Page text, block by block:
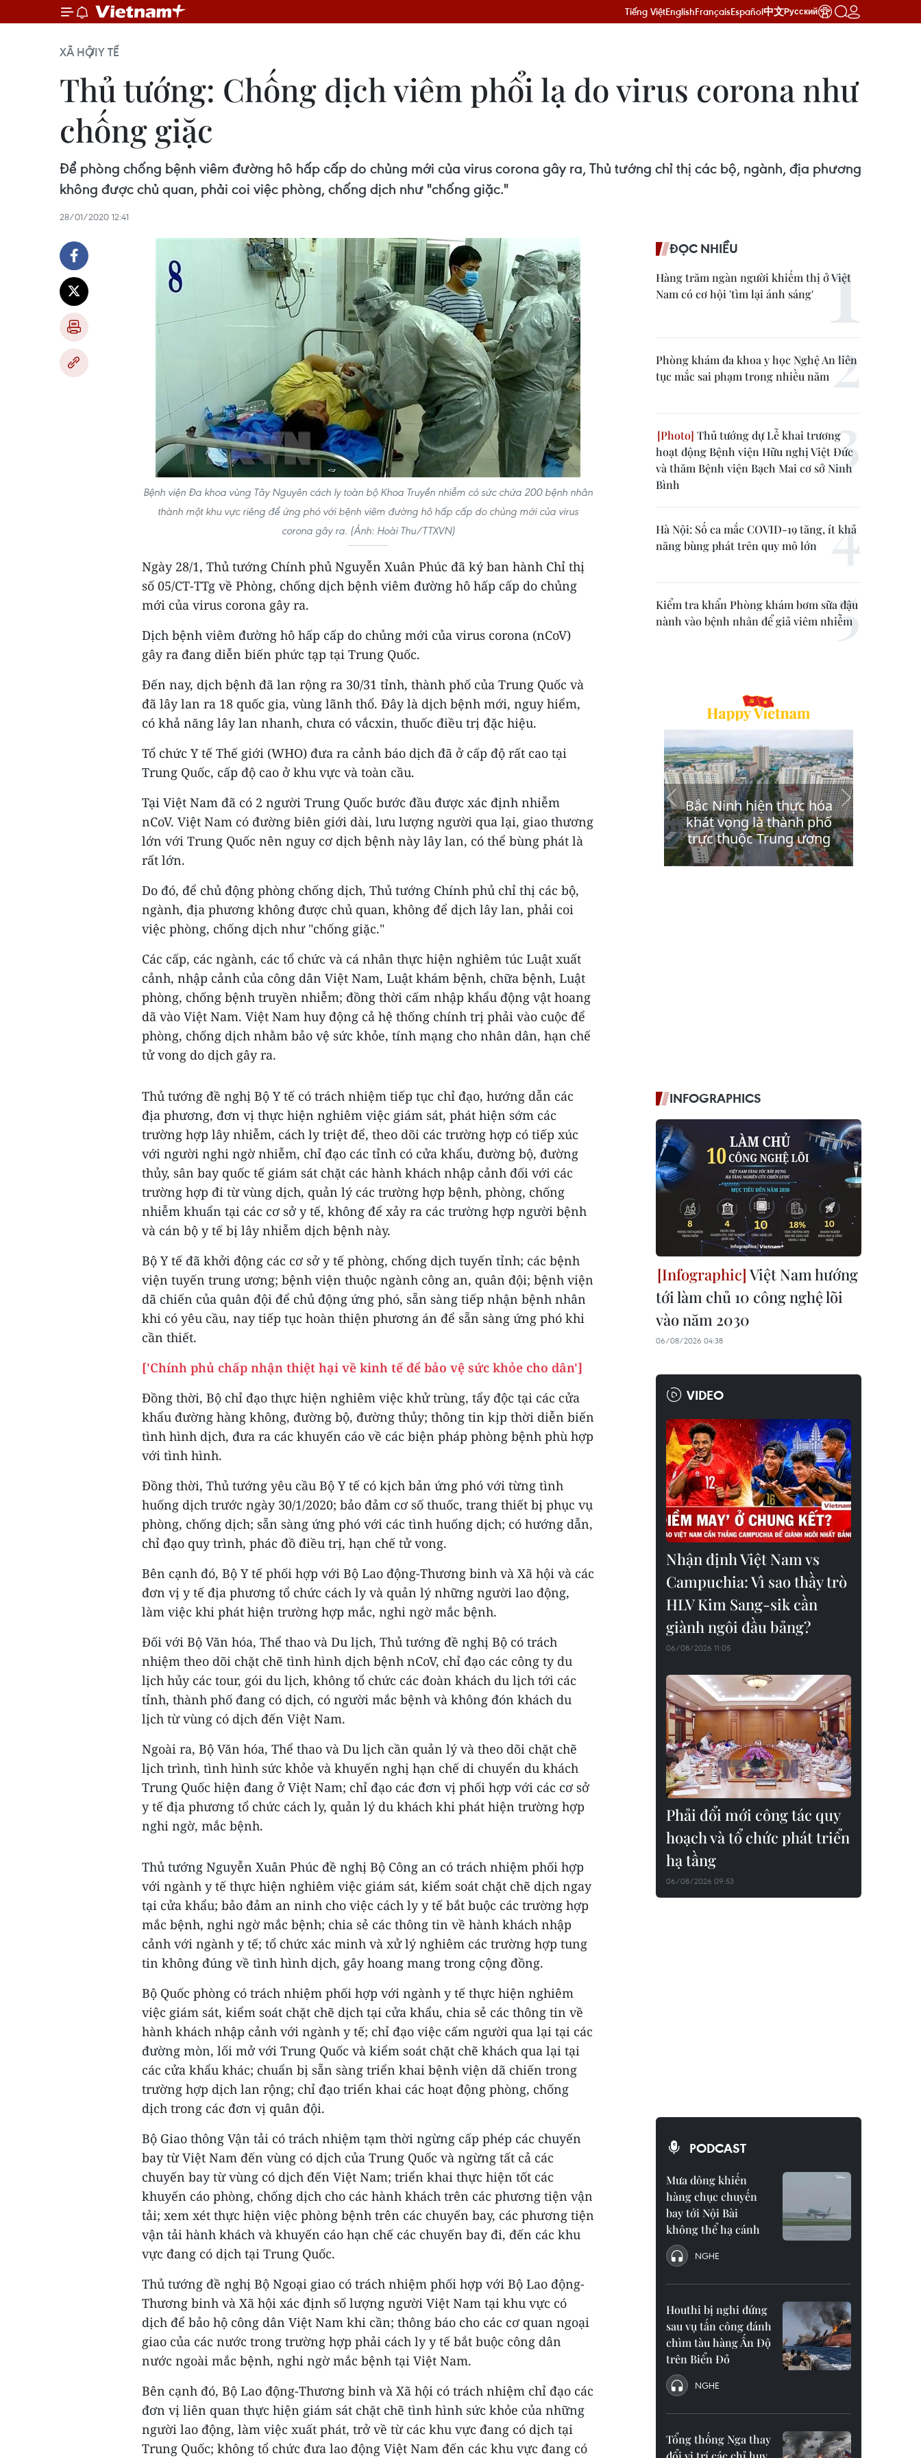
Tiếng ViệtEnglishFrançaisEspañol中文Русский
XÃ HỘIY TẾ
Thủ tướng: Chống dịch viêm phổi lạ do virus corona như
chống giặc
Để phòng chống bệnh viêm đường hô hấp cấp do chủng mới của virus corona gây ra, Thủ tướng chỉ thị các bộ, ngành, địa phương
không được chủ quan, phải coi việc phòng, chống dịch như "chống giặc."
28/01/2020 12:41
Bệnh viện Đa khoa vùng Tây Nguyên cách ly toàn bộ Khoa Truyền nhiễm có sức chứa 200 bệnh nhân
thành một khu vực riêng để ứng phó với bệnh viêm đường hô hấp cấp do chủng mới của virus
corona gây ra. (Ảnh: Hoài Thu/TTXVN)
Ngày 28/1, Thủ tướng Chính phủ Nguyễn Xuân Phúc đã ký ban hành Chỉ thị
số 05/CT-TTg về Phòng, chống dịch bệnh viêm đường hô hấp cấp do chủng
mới của virus corona gây ra.
Dịch bệnh viêm đường hô hấp cấp do chủng mới của virus corona (nCoV)
gây ra đang diễn biến phức tạp tại Trung Quốc.
Đến nay, dịch bệnh đã lan rộng ra 30/31 tỉnh, thành phố của Trung Quốc và
đã lây lan ra 18 quốc gia, vùng lãnh thổ. Đây là dịch bệnh mới, nguy hiểm,
có khả năng lây lan nhanh, chưa có vắcxin, thuốc điều trị đặc hiệu.
Tổ chức Y tế Thế giới (WHO) đưa ra cảnh báo dịch đã ở cấp độ rất cao tại
Trung Quốc, cấp độ cao ở khu vực và toàn cầu.
Tại Việt Nam đã có 2 người Trung Quốc bước đầu được xác định nhiễm
nCoV. Việt Nam có đường biên giới dài, lưu lượng người qua lại, giao thương
lớn với Trung Quốc nên nguy cơ dịch bệnh này lây lan, có thể bùng phát là
rất lớn.
Do đó, để chủ động phòng chống dịch, Thủ tướng Chính phủ chỉ thị các bộ,
ngành, địa phương không được chủ quan, không để dịch lây lan, phải coi
việc phòng, chống dịch như "chống giặc."
Các cấp, các ngành, các tổ chức và cá nhân thực hiện nghiêm túc Luật xuất
cảnh, nhập cảnh của công dân Việt Nam, Luật khám bệnh, chữa bệnh, Luật
phòng, chống bệnh truyền nhiễm; đồng thời cấm nhập khẩu động vật hoang
dã vào Việt Nam. Việt Nam huy động cả hệ thống chính trị phải vào cuộc để
phòng, chống dịch nhằm bảo vệ sức khỏe, tính mạng cho nhân dân, hạn chế
tử vong do dịch gây ra.
Thủ tướng đề nghị Bộ Y tế có trách nhiệm tiếp tục chỉ đạo, hướng dẫn các
địa phương, đơn vị thực hiện nghiêm việc giám sát, phát hiện sớm các
trường hợp lây nhiễm, cách ly triệt để, theo dõi các trường hợp có tiếp xúc
với người nghi ngờ nhiễm, chỉ đạo các tỉnh có cửa khẩu, đường bộ, đường
thủy, sân bay quốc tế giám sát chặt các hành khách nhập cảnh đối với các
trường hợp đi từ vùng dịch, quản lý các trường hợp bệnh, phòng, chống
nhiễm khuẩn tại các cơ sở y tế, không để xảy ra các trường hợp người bệnh
và cán bộ y tế bị lây nhiễm dịch bệnh này.
Bộ Y tế đã khởi động các cơ sở y tế phòng, chống dịch tuyến tỉnh; các bệnh
viện tuyến trung ương; bệnh viện thuộc ngành công an, quân đội; bệnh viện
dã chiến của quân đội để chủ động ứng phó, sẵn sàng tiếp nhận bệnh nhân
khi có yêu cầu, nay tiếp tục hoàn thiện phương án để sẵn sàng ứng phó khi
cần thiết.
['Chính phủ chấp nhận thiệt hại về kinh tế để bảo vệ sức khỏe cho dân']
Đồng thời, Bộ chỉ đạo thực hiện nghiêm việc khử trùng, tẩy độc tại các cửa
khẩu đường hàng không, đường bộ, đường thủy; thông tin kịp thời diễn biến
tình hình dịch, đưa ra các khuyến cáo về các biện pháp phòng bệnh phù hợp
với tình hình.
Đồng thời, Thủ tướng yêu cầu Bộ Y tế có kịch bản ứng phó với từng tình
huống dịch trước ngày 30/1/2020; bảo đảm cơ số thuốc, trang thiết bị phục vụ
phòng, chống dịch; sẵn sàng ứng phó với các tình huống dịch; có hướng dẫn,
chỉ đạo quy trình, phác đồ điều trị, hạn chế tử vong.
Bên cạnh đó, Bộ Y tế phối hợp với Bộ Lao động-Thương binh và Xã hội và các
đơn vị y tế địa phương tổ chức cách ly và quản lý những người lao động,
làm việc khi phát hiện trường hợp mắc, nghi ngờ mắc bệnh.
Đối với Bộ Văn hóa, Thể thao và Du lịch, Thủ tướng đề nghị Bộ có trách
nhiệm theo dõi chặt chẽ tình hình dịch bệnh nCoV, chỉ đạo các công ty du
lịch hủy các tour, gói du lịch, không tổ chức các đoàn khách du lịch tới các
tỉnh, thành phố đang có dịch, có người mắc bệnh và không đón khách du
lịch từ vùng có dịch đến Việt Nam.
Ngoài ra, Bộ Văn hóa, Thể thao và Du lịch cần quản lý và theo dõi chặt chẽ
lịch trình, tình hình sức khỏe và khuyến nghị hạn chế di chuyển du khách
Trung Quốc hiện đang ở Việt Nam; chỉ đạo các đơn vị phối hợp với các cơ sở
y tế địa phương tổ chức cách ly, quản lý du khách khi phát hiện trường hợp
nghi ngờ, mắc bệnh.
Thủ tướng Nguyễn Xuân Phúc đề nghị Bộ Công an có trách nhiệm phối hợp
với ngành y tế thực hiện nghiêm việc giám sát, kiểm soát chặt chẽ dịch ngay
tại cửa khẩu; bảo đảm an ninh cho việc cách ly y tế bắt buộc các trường hợp
mắc bệnh, nghi ngờ mắc bệnh; chia sẻ các thông tin về hành khách nhập
cảnh với ngành y tế; tổ chức xác minh và xử lý nghiêm các trường hợp tung
tin không đúng về tình hình dịch, gây hoang mang trong cộng đồng.
Bộ Quốc phòng có trách nhiệm phối hợp với ngành y tế thực hiện nghiêm
việc giám sát, kiểm soát chặt chẽ dịch tại cửa khẩu, chia sẻ các thông tin về
hành khách nhập cảnh với ngành y tế; chỉ đạo việc cấm người qua lại tại các
đường mòn, lối mở với Trung Quốc và kiểm soát chặt chẽ khách qua lại tại
các cửa khẩu khác; chuẩn bị sẵn sàng triển khai bệnh viện dã chiến trong
trường hợp dịch lan rộng; chỉ đạo triển khai các hoạt động phòng, chống
dịch trong các đơn vị quân đội.
Bộ Giao thông Vận tải có trách nhiệm tạm thời ngừng cấp phép các chuyến
bay từ Việt Nam đến vùng có dịch của Trung Quốc và ngừng tất cả các
chuyến bay từ vùng có dịch đến Việt Nam; triển khai thực hiện tốt các
khuyến cáo phòng, chống dịch cho các hành khách trên các phương tiện vận
tải; xem xét thực hiện việc phòng bệnh trên các chuyến bay, các phương tiện
vận tải hành khách và khuyến cáo hạn chế các chuyến bay đi, đến các khu
vực đang có dịch tại Trung Quốc.
Thủ tướng đề nghị Bộ Ngoại giao có trách nhiệm phối hợp với Bộ Lao động-
Thương binh và Xã hội xác định số lượng người Việt Nam tại khu vực có
dịch để bảo hộ công dân Việt Nam khi cần; thông báo cho các cơ quan ngoại
giao của các nước trong trường hợp phải cách ly y tế bắt buộc công dân
nước ngoài mắc bệnh, nghi ngờ mắc bệnh tại Việt Nam.
Bên cạnh đó, Bộ Lao động-Thương binh và Xã hội có trách nhiệm chỉ đạo các
đơn vị liên quan thực hiện giám sát chặt chẽ tình hình sức khỏe của những
người lao động, làm việc xuất phát, trở về từ các khu vực đang có dịch tại
Trung Quốc; không tổ chức đưa lao động Việt Nam đến các khu vực đang có
ĐỌC NHIỀU
Hàng trăm ngàn người khiếm thị ở Việt
Nam có cơ hội 'tìm lại ánh sáng'
Phòng khám đa khoa y học Nghệ An liên
tục mắc sai phạm trong nhiều năm
Thủ tướng dự Lễ khai trương
hoạt động Bệnh viện Hữu nghị Việt Đức
và thăm Bệnh viện Bạch Mai cơ sở Ninh
Bình
Hà Nội: Số ca mắc COVID-19 tăng, ít khả
năng bùng phát trên quy mô lớn
Kiểm tra khẩn Phòng khám bơm sữa đậu
nành vào bệnh nhân để giả viêm nhiễm
INFOGRAPHICS
Việt Nam hướng
tới làm chủ 10 công nghệ lõi
vào năm 2030
06/08/2026 04:38
VIDEO
Nhận định Việt Nam vs
Campuchia: Vì sao thầy trò
HLV Kim Sang-sik cần
giành ngôi đầu bảng?
06/08/2026 11:05
Phải đổi mới công tác quy
hoạch và tổ chức phát triển
hạ tầng
06/08/2026 09:53
PODCAST
Mưa dông khiến
hàng chục chuyến
bay tới Nội Bài
không thể hạ cánh
NGHE
Houthi bị nghi đứng
sau vụ tấn công đánh
chìm tàu hàng Ấn Độ
trên Biển Đỏ
NGHE
Tổng thống Nga thay